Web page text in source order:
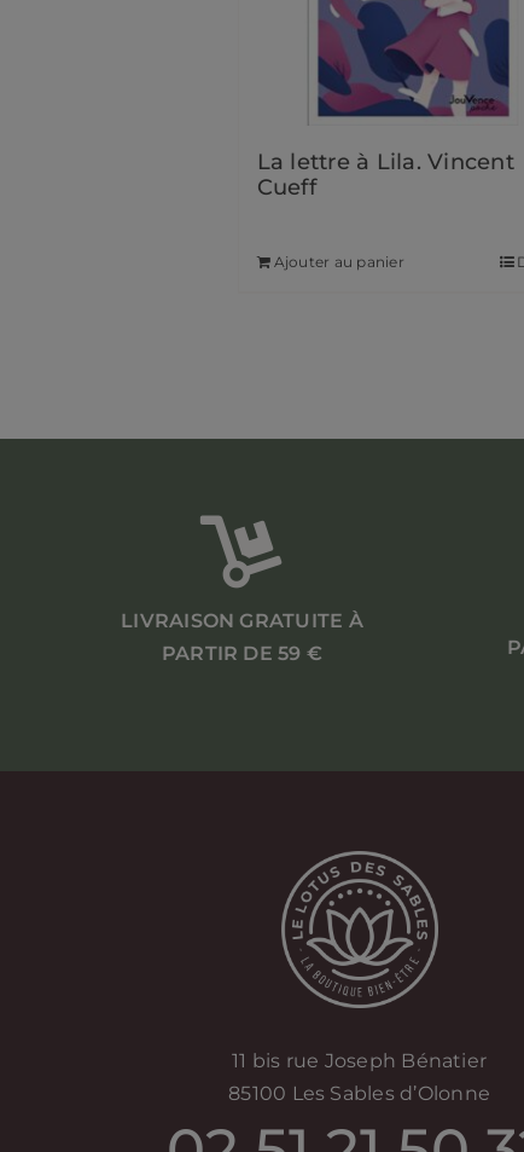
La lettre à Lila. Vincent
Cueff
Ajouter au panier
LIVRAISON GRATUITE À
PARTIR DE 59 €
11 bis rue Joseph Bénatier
85100 Les Sables d’Olonne